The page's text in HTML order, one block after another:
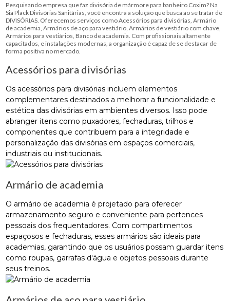
Pesquisando empresa que faz divisória de mármore para banheiro Coxim? Na
Sia Plack Divisórias Sanitárias, você encontra a solução que busca ao se tratar de
DIVISÓRIAS. Oferecemos serviços como Acessórios para divisórias, Armário
de academia, Armários de aço para vestiário, Armários de vestiário com chave,
Armários para vestiários, Banco de academia. Com profissionais altamente
capacitados, e instalações modernas, a organização é capaz de se destacar de
forma positiva no mercado.
Acessórios para divisórias
Os acessórios para divisórias incluem elementos
complementares destinados a melhorar a funcionalidade e
estética das divisórias em ambientes diversos. Isso pode
abranger itens como puxadores, fechaduras, trilhos e
componentes que contribuem para a integridade e
personalização das divisórias em espaços comerciais,
industriais ou institucionais.
Armário de academia
O armário de academia é projetado para oferecer
armazenamento seguro e conveniente para pertences
pessoais dos frequentadores. Com compartimentos
espaçosos e fechaduras, esses armários são ideais para
academias, garantindo que os usuários possam guardar itens
como roupas, garrafas d'água e objetos pessoais durante
seus treinos.